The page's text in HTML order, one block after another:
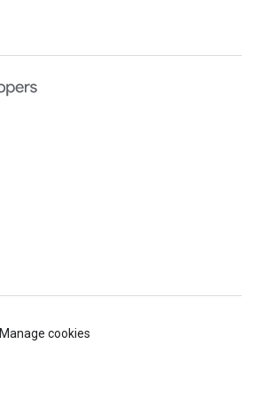
Manage cookies